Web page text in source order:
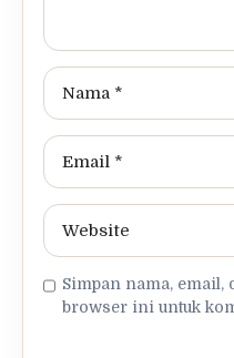
Simpan nama, email,
browser ini untuk